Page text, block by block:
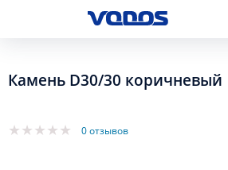
Камень D30/30 коричневый
0 отзывов